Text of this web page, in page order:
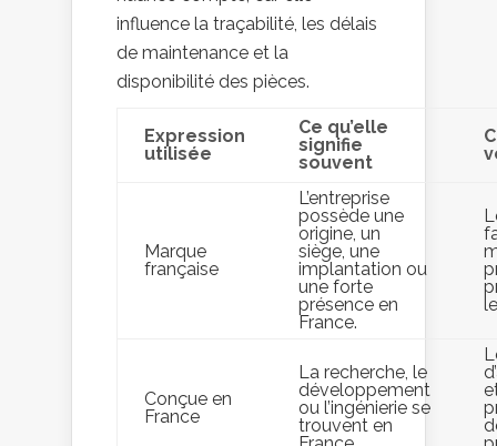
influence la traçabilité, les délais
de maintenance et la
disponibilité des pièces.
Expression
utilisée
Ce qu’elle
signifie
souvent
Marque
française
L’entreprise
possède une
origine, un
siège, une
implantation ou
une forte
présence en
France.
Conçue en
France
La recherche, le
développement
ou l’ingénierie se
trouvent en